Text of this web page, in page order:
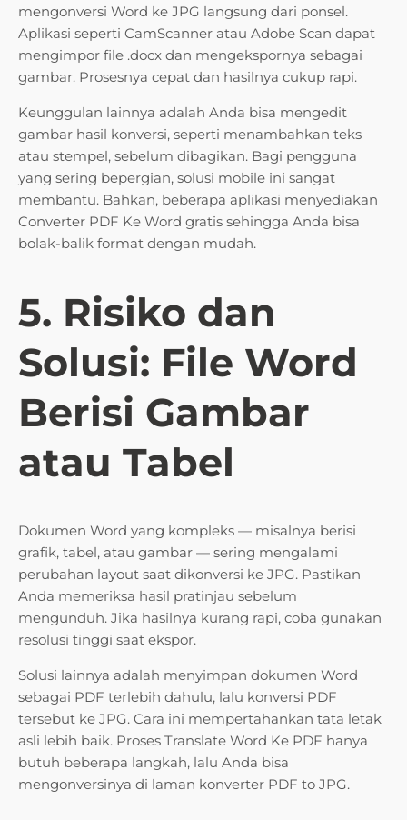
mengonversi Word ke JPG langsung dari ponsel.
Aplikasi seperti CamScanner atau Adobe Scan dapat
mengimpor file .docx dan mengekspornya sebagai
gambar. Prosesnya cepat dan hasilnya cukup rapi.
Keunggulan lainnya adalah Anda bisa mengedit
gambar hasil konversi, seperti menambahkan teks
atau stempel, sebelum dibagikan. Bagi pengguna
yang sering bepergian, solusi mobile ini sangat
membantu. Bahkan, beberapa aplikasi menyediakan
Converter PDF Ke Word gratis sehingga Anda bisa
bolak-balik format dengan mudah.
5. Risiko dan
Solusi: File Word
Berisi Gambar
atau Tabel
Dokumen Word yang kompleks — misalnya berisi
grafik, tabel, atau gambar — sering mengalami
perubahan layout saat dikonversi ke JPG. Pastikan
Anda memeriksa hasil pratinjau sebelum
mengunduh. Jika hasilnya kurang rapi, coba gunakan
resolusi tinggi saat ekspor.
Solusi lainnya adalah menyimpan dokumen Word
sebagai PDF terlebih dahulu, lalu konversi PDF
tersebut ke JPG. Cara ini mempertahankan tata letak
asli lebih baik. Proses Translate Word Ke PDF hanya
butuh beberapa langkah, lalu Anda bisa
mengonversinya di laman konverter PDF to JPG.